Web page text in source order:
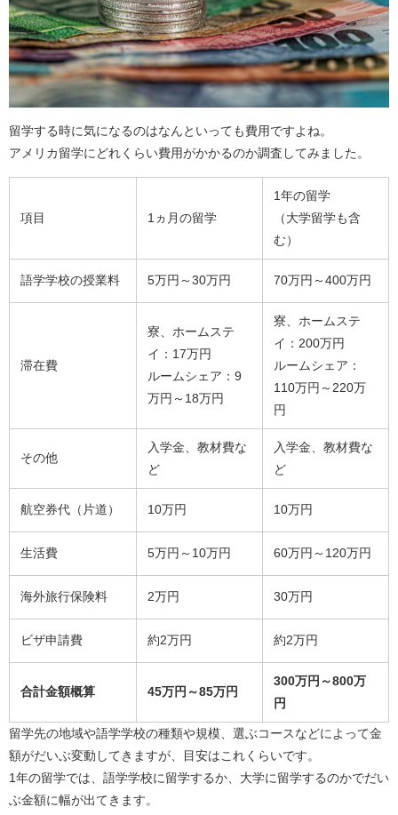
留学する時に気になるのはなんといっても費用ですよね。
アメリカ留学にどれくらい費用がかかるのか調査してみました。
項目 1ヵ月の留学
1年の留学
（大学留学も含
む）
語学学校の授業料 5万円～30万円 70万円～400万円
滞在費
寮、ホームステ
イ：17万円
ルームシェア：9
万円～18万円
寮、ホームステ
イ：200万円
ルームシェア：
110万円～220万
円
その他
入学金、教材費な
ど
入学金、教材費な
ど
航空券代（片道） 10万円 10万円
生活費 5万円～10万円 60万円～120万円
海外旅行保険料 2万円 30万円
ビザ申請費 約2万円 約2万円
合計金額概算 45万円～85万円
300万円～800万
円
留学先の地域や語学学校の種類や規模、選ぶコースなどによって金
額がだいぶ変動してきますが、目安はこれくらいです。
1年の留学では、語学学校に留学するか、大学に留学するのかでだい
ぶ金額に幅が出てきます。